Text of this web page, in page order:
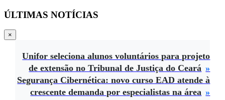
ÚLTIMAS NOTÍCIAS
×
Unifor seleciona alunos voluntários para projeto
de extensão no Tribunal de Justiça do Ceará
Segurança Cibernética: novo curso EAD atende à
crescente demanda por especialistas na área